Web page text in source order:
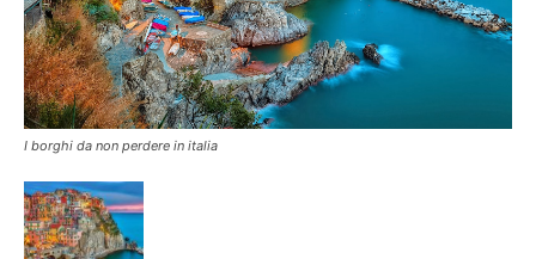
I borghi da non perdere in italia